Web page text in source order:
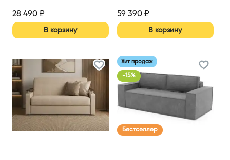
28 490 ₽
В корзину
59 390₽
В корзину
Хит продаж
-15%
Бестселлер